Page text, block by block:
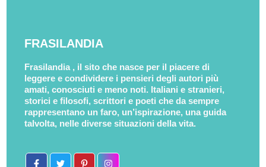
FRASILANDIA
Frasilandia , il sito che nasce per il piacere di
leggere e condividere i pensieri degli autori più
amati, conosciuti e meno noti. Italiani e stranieri,
storici e filosofi, scrittori e poeti che da sempre
rappresentano un faro, un’ispirazione, una guida
talvolta, nelle diverse situazioni della vita.